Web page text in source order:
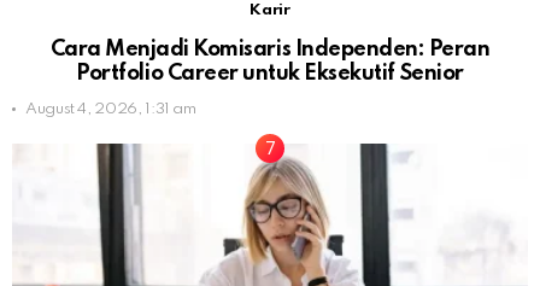
Karir
Cara Menjadi Komisaris Independen: Peran
Portfolio Career untuk Eksekutif Senior
August 4, 2026, 1:31 am